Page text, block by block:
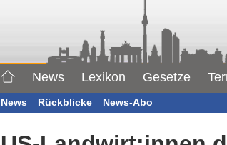
News Lexikon Gesetze
News Rückblicke News-Abo